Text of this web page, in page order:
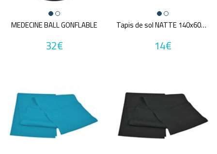
MEDECINE BALL GONFLABLE
32€
Tapis de sol NATTE 140x60x1CM
14€